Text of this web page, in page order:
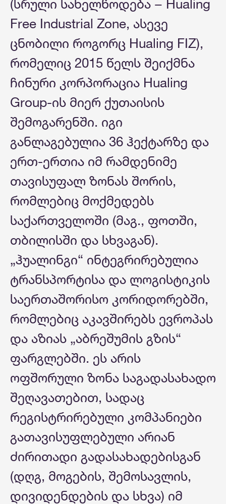
(სრული სახელწოდება − Hualing
Free Industrial Zone, ასევე
ცნობილი როგორც Hualing FIZ),
რომელიც 2015 წელს შეიქმნა
ჩინური კორპორაცია Hualing
Group-ის მიერ ქუთაისის
შემოგარენში. იგი
განლაგებულია 36 ჰექტარზე და
ერთ-ერთია იმ რამდენიმე
თავისუფალ ზონას შორის,
რომლებიც მოქმედებს
საქართველოში (მაგ., ფოთში,
თბილისში და სხვაგან).
„ჰუალინგი“ ინტეგრირებულია
ტრანსპორტისა და ლოგისტიკის
საერთაშორისო კორიდორებში,
რომლებიც აკავშირებს ევროპას
და აზიას „აბრეშუმის გზის“
ფარგლებში. ეს არის
ოფშორული ზონა საგადასახადო
შეღავათებით, სადაც
რეგისტრირებული კომპანიები
გათავისუფლებული არიან
ძირითადი გადასახადებისგან
(დღგ, მოგების, შემოსავლის,
დივიდენდების და სხვა) იმ